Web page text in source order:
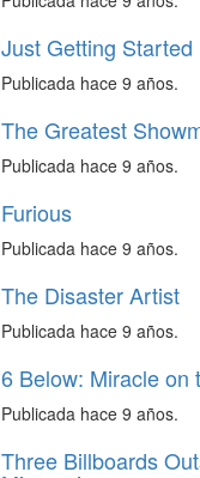
Just Getting Started
Publicada hace 9 años.
The Greatest
Publicada hace 9 años.
Furious
Publicada hace 9 años.
The Disaster Artist
Publicada hace 9 años.
6 Below: Miracle on
Publicada hace 9 años.
Three Billboards